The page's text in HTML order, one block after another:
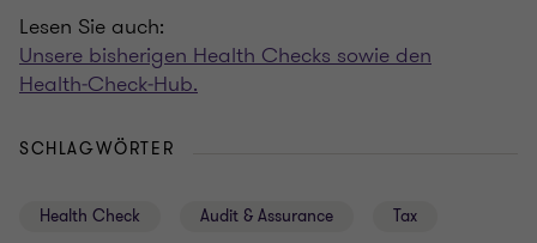
Lesen Sie auch:
Unsere bisherigen Health Checks sowie den
Health‑Check‑Hub.
SCHLAGWÖRTER
Health Check Audit & Assurance Tax